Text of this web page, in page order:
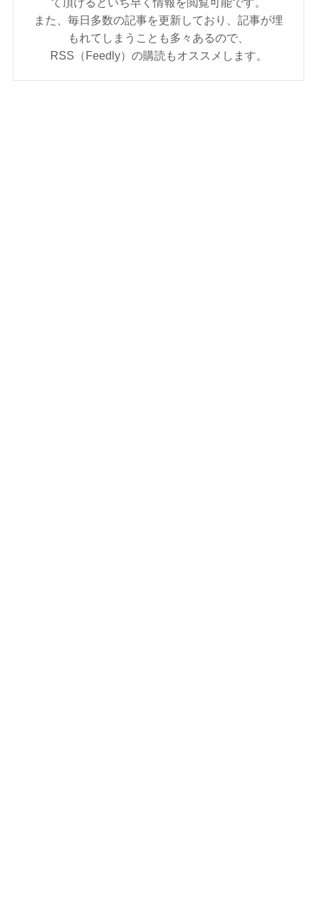
また、毎日多数の記事を更新しており、記事が埋
もれてしまうことも多々あるので、
RSS（Feedly）の購読もオススメします。